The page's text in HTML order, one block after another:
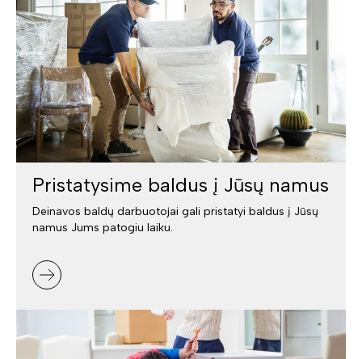
Pristatysime baldus į Jūsų namus
Deinavos baldų darbuotojai gali pristatyi baldus į Jūsų
namus Jums patogiu laiku.